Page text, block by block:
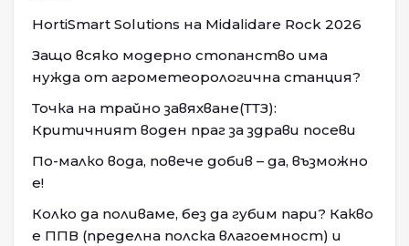
HortiSmart Solutions на Midalidare Rock 2026
Защо всяко модерно стопанство има
нужда от агрометеорологична станция?
Точка на трайно завяхване(ТТЗ):
Критичният воден праг за здрави посеви
По-малко вода, повече добив – да, възможно
е!
Колко да поливаме, без да губим пари? Какво
е ППВ (пределна полска влагоемност) и